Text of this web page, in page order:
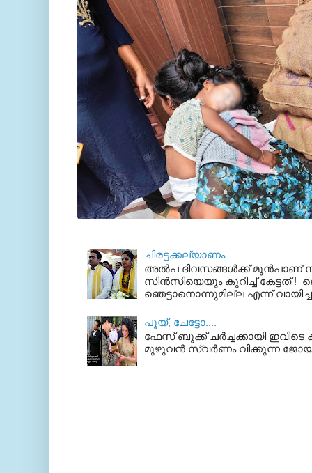
ചിരട്ടക്കല്യാണം
അല്‍പ ദിവസങ്ങള്‍ക്ക് മുന്‍പാണ്
സിന്‍സിയെയും കുറിച്ച് കേട്ടത് !
ഞെട്ടാനൊന്നുമില്ല എന്ന്
പൂയ്‌, ചേട്ടോ....
ഫേസ് ബുക്ക്‌ ചര്‍ച്ചക്കായി
മുഴുവന്‍ സ്വര്‍ണം വിക്കുന്ന